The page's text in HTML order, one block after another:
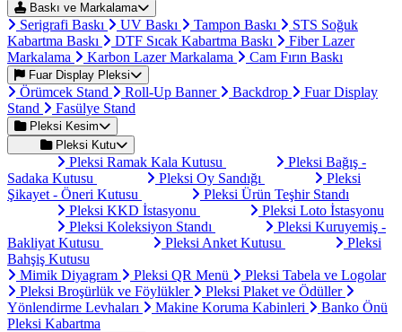
Baskı ve Markalama
Serigrafi Baskı UV Baskı Tampon Baskı
STS Soğuk
Kabartma Baskı
DTF Sıcak Kabartma Baskı
Fiber Lazer
Markalama
Karbon Lazer Markalama Cam Fırın Baskı
Fuar Display Pleksi
Örümcek Stand Roll-Up Banner Backdrop
Fuar Display
Stand
Fasülye Stand
Pleksi Kesim
Pleksi Kutu
Pleksi Ramak Kala Kutusu
Pleksi Bağış -
Sadaka Kutusu
Pleksi Oy Sandığı
Pleksi
Şikayet - Öneri Kutusu
Pleksi Ürün Teşhir Standı
Pleksi KKD İstasyonu
Pleksi Loto İstasyonu
Pleksi Koleksiyon Standı
Pleksi Kuruyemiş -
Bakliyat Kutusu
Pleksi Anket Kutusu
Pleksi
Bahşiş Kutusu
Mimik Diyagram
Pleksi QR Menü
Pleksi Tabela ve Logolar
Pleksi Broşürlük ve Föylükler
Pleksi Plaket ve Ödüller
Yönlendirme Levhaları
Makine Koruma Kabinleri
Banko Önü
Pleksi Kabartma